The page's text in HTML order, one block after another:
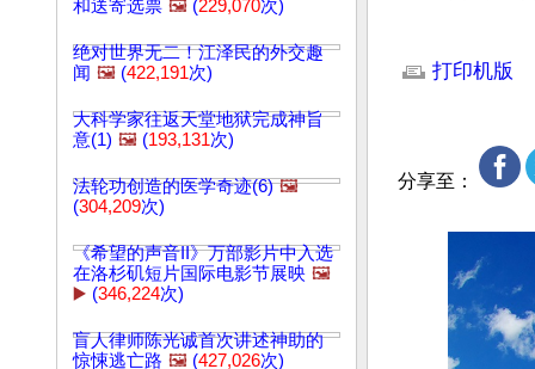
和送寄选票 🖼️ (229,070次)
绝对世界无二！江泽民的外交趣
闻 🖼️ (422,191次)
大科学家往返天堂地狱完成神旨
意(1) 🖼️ (193,131次)
法轮功创造的医学奇迹(6) 🖼️
(304,209次)
《希望的声音II》万部影片中入选
在洛杉矶短片国际电影节展映 🖼️
▶️ (346,224次)
盲人律师陈光诚首次讲述神助的
惊悚逃亡路 🖼️ (427,026次)
打印机版
分享至：